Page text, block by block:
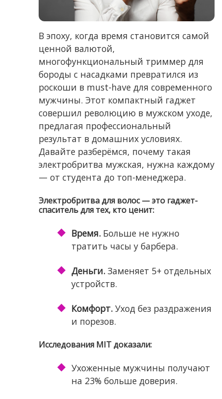
В эпоху, когда время становится самой
ценной валютой,
многофункциональный триммер для
бороды с насадками превратился из
роскоши в must-have для современного
мужчины. Этот компактный гаджет
совершил революцию в мужском уходе,
предлагая профессиональный
результат в домашних условиях.
Давайте разберёмся, почему такая
электробритва мужская, нужна каждому
— от студента до топ-менеджера.
Электробритва для волос — это гаджет-
спаситель для тех, кто ценит:
Время.Больше не нужно
тратить часы у барбера.
Деньги.Заменяет 5+ отдельных
устройств.
Комфорт.Уход без раздражения
и порезов.
Исследования MIT доказали:
Ухоженные мужчины получают
на 23% больше доверия.